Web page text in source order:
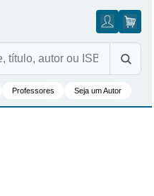
Professores Seja um Autor